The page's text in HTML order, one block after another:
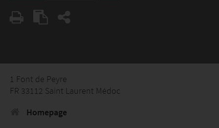
1 Font de Peyre
FR 33112 Saint Laurent Médoc
Homepage